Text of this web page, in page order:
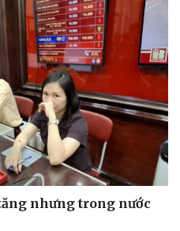
nhưng trong nước